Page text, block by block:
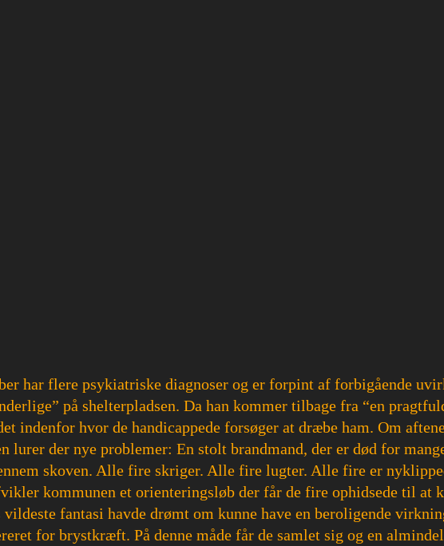
har flere psykiatriske diagnoser og er forpint af forbigående
på shelterpladsen. Da han kommer tilbage fra “en
indenfor hvor de handicappede forsøger at dræbe ham. Om
lurer der nye problemer: En stolt brandmand, der er død for
skoven. Alle fire skriger. Alle fire lugter. Alle fire er
kommunen et orienteringsløb der får de fire ophidsede til
fantasi havde drømt om kunne have en beroligende
for brystkræft. På denne måde får de samlet sig og en